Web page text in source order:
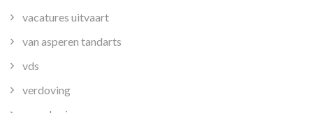
vacatures uitvaart
van asperen tandarts
vds
verdoving